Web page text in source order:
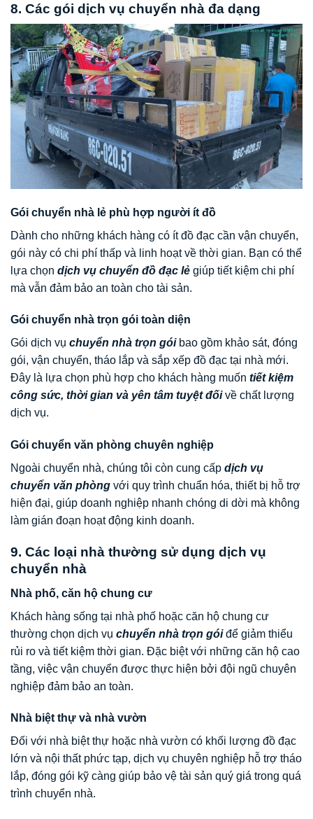
8. Các gói dịch vụ chuyển nhà đa dạng
Gói chuyển nhà lẻ phù hợp người ít đồ
Dành cho những khách hàng có ít đồ đạc cần vận chuyển,
gói này có chi phí thấp và linh hoạt về thời gian. Bạn có thể
lựa chọn dịch vụ chuyển đồ đạc lẻ giúp tiết kiệm chi phí
mà vẫn đảm bảo an toàn cho tài sản.
Gói chuyển nhà trọn gói toàn diện
Gói dịch vụ chuyển nhà trọn góibao gồm khảo sát, đóng
gói, vận chuyển, tháo lắp và sắp xếp đồ đạc tại nhà mới.
Đây là lựa chọn phù hợp cho khách hàng muốn tiết kiệm
công sức, thời gian và yên tâm tuyệt đốivề chất lượng
dịch vụ.
Gói chuyển văn phòng chuyên nghiệp
Ngoài chuyển nhà, chúng tôi còn cung cấp dịch vụ
chuyển văn phòng với quy trình chuẩn hóa, thiết bị hỗ trợ
hiện đại, giúp doanh nghiệp nhanh chóng di dời mà không
làm gián đoạn hoạt động kinh doanh.
9. Các loại nhà thường sử dụng dịch vụ
chuyển nhà
Nhà phố, căn hộ chung cư
Khách hàng sống tại nhà phố hoặc căn hộ chung cư
thường chọn dịch vụ chuyển nhà trọn góiđể giảm thiểu
rủi ro và tiết kiệm thời gian. Đặc biệt với những căn hộ cao
tầng, việc vận chuyển được thực hiện bởi đội ngũ chuyên
nghiệp đảm bảo an toàn.
Nhà biệt thự và nhà vườn
Đối với nhà biệt thự hoặc nhà vườn có khối lượng đồ đạc
lớn và nội thất phức tạp, dịch vụ chuyên nghiệp hỗ trợ tháo
lắp, đóng gói kỹ càng giúp bảo vệ tài sản quý giá trong quá
trình chuyển nhà.